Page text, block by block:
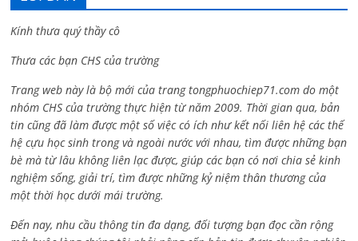
Kính thưa quý thầy cô
Thưa các bạn CHS của trường
Trang web này là bộ mới của trang tongphuochiep71.com do một
nhóm CHS của trường thực hiện từ năm 2009. Thời gian qua, bản
tin cũng đã làm được một số việc có ích như kết nối liên hệ các thế
hệ cựu học sinh trong và ngoài nước với nhau, tìm được những bạn
bè mà từ lâu không liên lạc được, giúp các bạn có nơi chia sẻ kinh
nghiệm sống, giải trí, tìm được những kỷ niệm thân thương của
một thời học dưới mái trường.
Đến nay, nhu cầu thông tin đa dạng, đối tượng bạn đọc cần rộng